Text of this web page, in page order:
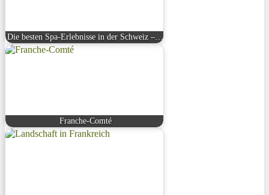
Die besten Spa-Erlebnisse in der Schweiz –…
Franche-Comté